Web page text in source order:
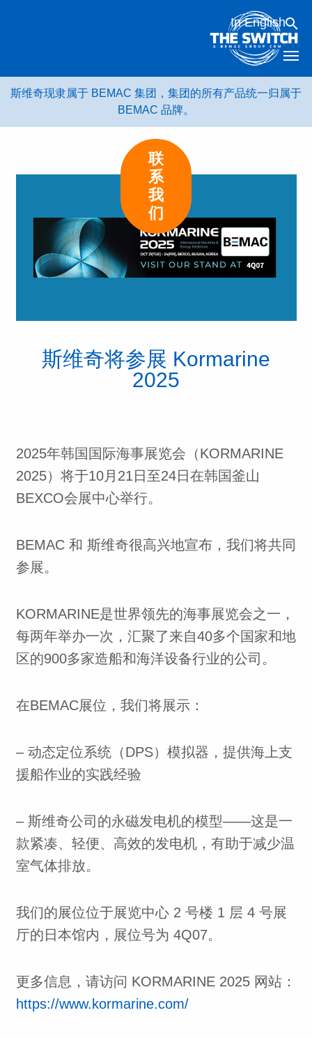
容
联
系
我
们
In English
斯维奇现隶属于 BEMAC 集团，集团的所有产品统一归属于
BEMAC 品牌。
斯维奇将参展 Kormarine
2025
2025年韩国国际海事展览会（KORMARINE
2025）将于10月21日至24日在韩国釜山
BEXCO会展中心举行。
BEMAC 和 斯维奇很高兴地宣布，我们将共同
参展。
KORMARINE是世界领先的海事展览会之一，
每两年举办一次，汇聚了来自40多个国家和地
区的900多家造船和海洋设备行业的公司。
在BEMAC展位，我们将展示：
– 动态定位系统（DPS）模拟器，提供海上支
援船作业的实践经验
– 斯维奇公司的永磁发电机的模型——这是一
款紧凑、轻便、高效的发电机，有助于减少温
室气体排放。
我们的展位位于展览中心 2 号楼 1 层 4 号展
厅的日本馆内，展位号为 4Q07。
更多信息，请访问 KORMARINE 2025 网站：
https://www.kormarine.com/